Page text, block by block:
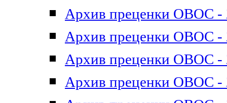
Архив преценки ОВОС -
Архив преценки ОВОС -
Архив преценки ОВОС -
Архив преценки ОВОС -